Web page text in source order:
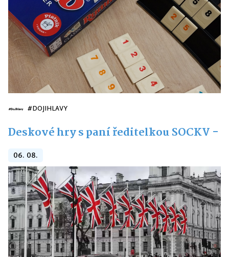
#DOJIHLAVY
Deskové hry s paní ředitelkou SOCKV -
06. 08.